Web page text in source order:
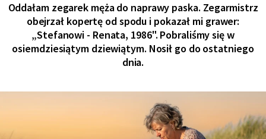
Oddałam zegarek męża do naprawy paska. Zegarmistrz
obejrzał kopertę od spodu i pokazał mi grawer:
„Stefanowi - Renata, 1986". Pobraliśmy się w
osiemdziesiątym dziewiątym. Nosił go do ostatniego
dnia.